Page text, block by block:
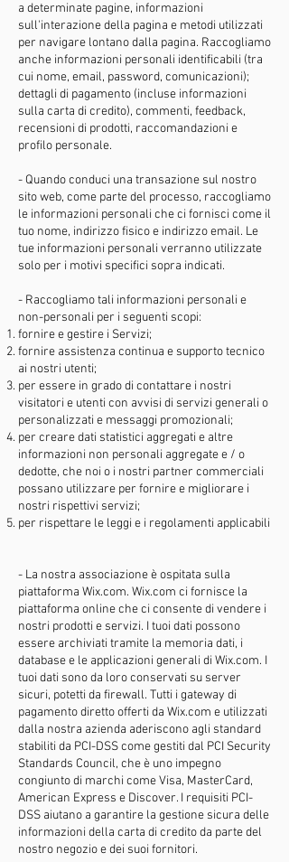
a determinate pagine, informazioni
sull'interazione della pagina e metodi utilizzati
per navigare lontano dalla pagina. Raccogliamo
anche informazioni personali identificabili (tra
cui nome, email, password, comunicazioni);
dettagli di pagamento (incluse informazioni
sulla carta di credito), commenti, feedback,
recensioni di prodotti, raccomandazioni e
profilo personale.
- Quando conduci una transazione sul nostro
sito web, come parte del processo, raccogliamo
le informazioni personali che ci fornisci come il
tuo nome, indirizzo fisico e indirizzo email. Le
tue informazioni personali verranno utilizzate
solo per i motivi specifici sopra indicati.
- Raccogliamo tali informazioni personali e
non-personali per i seguenti scopi:
fornire e gestire i Servizi;
fornire assistenza continua e supporto tecnico
ai nostri utenti;
per essere in grado di contattare i nostri
visitatori e utenti con avvisi di servizi generali o
personalizzati e messaggi promozionali;
per creare dati statistici aggregati e altre
informazioni non personali aggregate e / o
dedotte, che noi o i nostri partner commerciali
possano utilizzare per fornire e migliorare i
nostri rispettivi servizi;
per rispettare le leggi e i regolamenti applicabili
- La nostra associazione è ospitata sulla
piattaforma Wix.com. Wix.com ci fornisce la
piattaforma online che ci consente di vendere i
nostri prodotti e servizi. I tuoi dati possono
essere archiviati tramite la memoria dati, i
database e le applicazioni generali di Wix.com. I
tuoi dati sono da loro conservati su server
sicuri, potetti da firewall. Tutti i gateway di
pagamento diretto offerti da Wix.com e utilizzati
dalla nostra azienda aderiscono agli standard
stabiliti da PCI-DSS come gestiti dal PCI Security
Standards Council, che è uno impegno
congiunto di marchi come Visa, MasterCard,
American Express e Discover. I requisiti PCI-
DSS aiutano a garantire la gestione sicura delle
informazioni della carta di credito da parte del
nostro negozio e dei suoi fornitori.